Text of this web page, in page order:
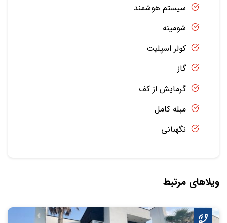
سیستم هوشمند
شومینه
کولر اسپلیت
گاز
گرمایش از کف
مبله کامل
نگهبانی
ویلاهای مرتبط